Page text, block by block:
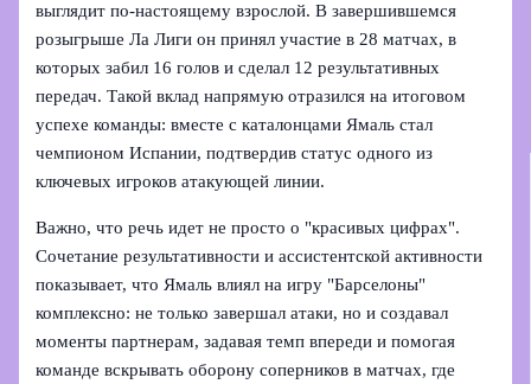
выглядит по-настоящему взрослой. В завершившемся
розыгрыше Ла Лиги он принял участие в 28 матчах, в
которых забил 16 голов и сделал 12 результативных
передач. Такой вклад напрямую отразился на итоговом
успехе команды: вместе с каталонцами Ямаль стал
чемпионом Испании, подтвердив статус одного из
ключевых игроков атакующей линии.
Важно, что речь идет не просто о "красивых цифрах".
Сочетание результативности и ассистентской активности
показывает, что Ямаль влиял на игру "Барселоны"
комплексно: не только завершал атаки, но и создавал
моменты партнерам, задавая темп впереди и помогая
команде вскрывать оборону соперников в матчах, где